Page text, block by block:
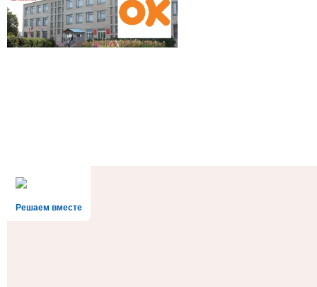
Решаем вместе